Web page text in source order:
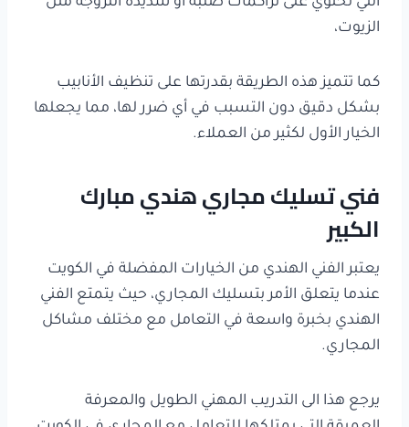
الزيوت،
كما تتميز هذه الطريقة بقدرتها على تنظيف الأنابيب
بشكل دقيق دون التسبب في أي ضرر لها، مما يجعلها
الخيار الأول لكثير من العملاء.
فني تسليك مجاري هندي مبارك
الكبير
يعتبر الفني الهندي من الخيارات المفضلة في الكويت
عندما يتعلق الأمر بتسليك المجاري، حيث يتمتع الفني
الهندي بخبرة واسعة في التعامل مع مختلف مشاكل
المجاري.
يرجع هذا الى التدريب المهني الطويل والمعرفة